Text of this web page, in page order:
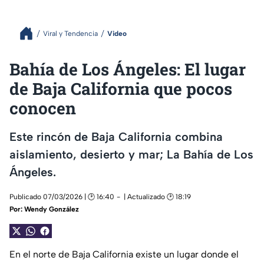
Viral y Tendencia Video
Bahía de Los Ángeles: El lugar
de Baja California que pocos
conocen
Este rincón de Baja California combina
aislamiento, desierto y mar; La Bahía de Los
Ángeles.
Publicado 07/03/2026 | 🕑 16:40
| Actualizado 🕑 18:19
Por: Wendy González
En el norte de Baja California existe un lugar donde el